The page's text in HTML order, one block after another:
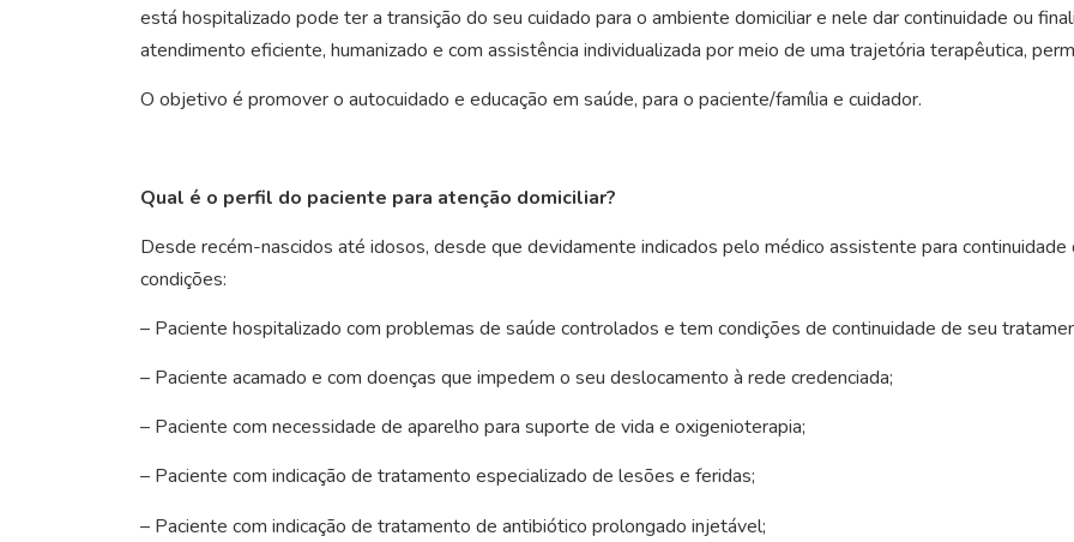
está hospitalizado pode ter a transição do seu cuidado para o ambiente domiciliar e nele dar continuidade ou
atendimento eficiente, humanizado e com assistência individualizada por meio de uma trajetória terapêutica,
O objetivo é promover o autocuidado e educação em saúde, para o paciente/família e cuidador.
Qual é o perfil do paciente para atenção domiciliar?
Desde recém-nascidos até idosos, desde que devidamente indicados pelo médico assistente para continuidade
condições:
– Paciente hospitalizado com problemas de saúde controlados e tem condições de continuidade de seu
– Paciente acamado e com doenças que impedem o seu deslocamento à rede credenciada;
– Paciente com necessidade de aparelho para suporte de vida e oxigenioterapia;
– Paciente com indicação de tratamento especializado de lesões e feridas;
– Paciente com indicação de tratamento de antibiótico prolongado injetável;